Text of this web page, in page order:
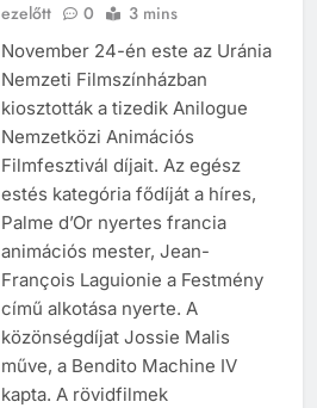
ezelőtt
0 3 mins
November 24-én este az Uránia
Nemzeti Filmszínházban
kiosztották a tizedik Anilogue
Nemzetközi Animációs
Filmfesztivál díjait. Az egész
estés kategória fődíját a híres,
Palme d’Or nyertes francia
animációs mester, Jean-
François Laguionie a Festmény
című alkotása nyerte. A
közönségdíjat Jossie Malis
műve, a Bendito Machine IV
kapta. A rövidfilmek